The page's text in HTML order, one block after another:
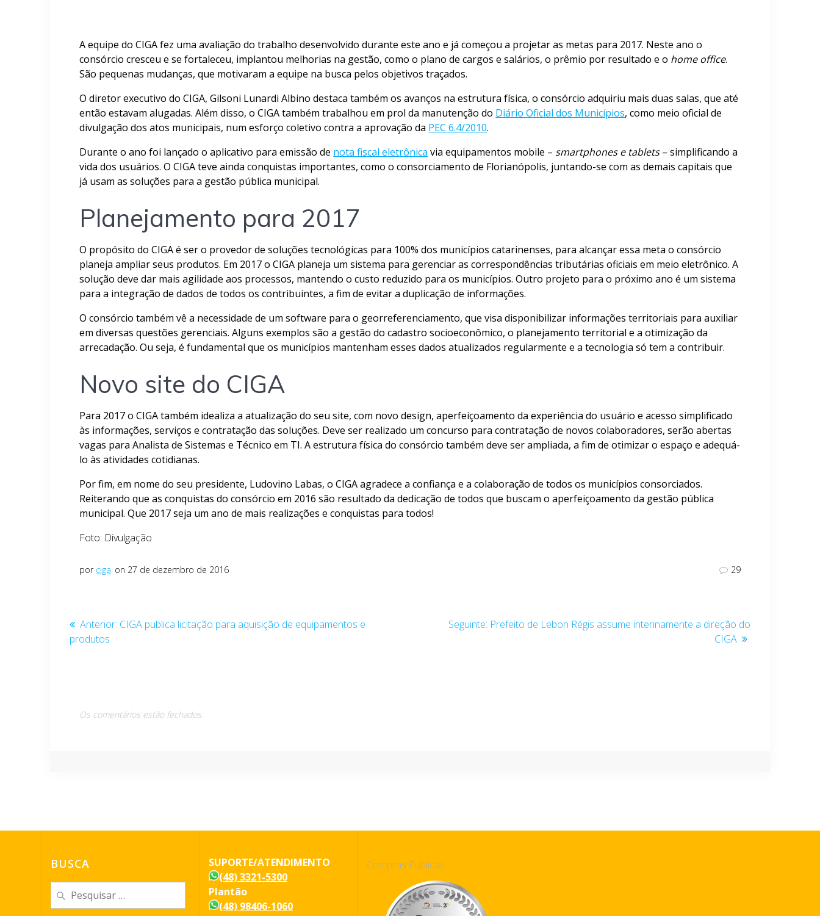
A equipe do CIGA fez uma avaliação do trabalho desenvolvido durante este ano e já começou a projetar as metas para 2017. Neste ano o
consórcio cresceu e se fortaleceu, implantou melhorias na gestão, como o plano de cargos e salários, o prêmio por resultado e o home office.
São pequenas mudanças, que motivaram a equipe na busca pelos objetivos traçados.
O diretor executivo do CIGA, Gilsoni Lunardi Albino destaca também os avanços na estrutura física, o consórcio adquiriu mais duas salas, que até
então estavam alugadas. Além disso, o CIGA também trabalhou em prol da manutenção do Diário Oficial dos Municípios, como meio oficial de
divulgação dos atos municipais, num esforço coletivo contra a aprovação da PEC 6.4/2010.
Durante o ano foi lançado o aplicativo para emissão de nota fiscal eletrônica via equipamentos mobile – smartphones e tablets– simplificando a
vida dos usuários. O CIGA teve ainda conquistas importantes, como o consorciamento de Florianópolis, juntando-se com as demais capitais que
já usam as soluções para a gestão pública municipal.
Planejamento para 2017
O propósito do CIGA é ser o provedor de soluções tecnológicas para 100% dos municípios catarinenses, para alcançar essa meta o consórcio
planeja ampliar seus produtos. Em 2017 o CIGA planeja um sistema para gerenciar as correspondências tributárias oficiais em meio eletrônico. A
solução deve dar mais agilidade aos processos, mantendo o custo reduzido para os municípios. Outro projeto para o próximo ano é um sistema
para a integração de dados de todos os contribuintes, a fim de evitar a duplicação de informações.
O consórcio também vê a necessidade de um software para o georreferenciamento, que visa disponibilizar informações territoriais para auxiliar
em diversas questões gerenciais. Alguns exemplos são a gestão do cadastro socioeconômico, o planejamento territorial e a otimização da
arrecadação. Ou seja, é fundamental que os municípios mantenham esses dados atualizados regularmente e a tecnologia só tem a contribuir.
Novo site do CIGA
Para 2017 o CIGA também idealiza a atualização do seu site, com novo design, aperfeiçoamento da experiência do usuário e acesso simplificado
às informações, serviços e contratação das soluções. Deve ser realizado um concurso para contratação de novos colaboradores, serão abertas
vagas para Analista de Sistemas e Técnico em TI. A estrutura física do consórcio também deve ser ampliada, a fim de otimizar o espaço e adequá-
lo às atividades cotidianas.
Por fim, em nome do seu presidente, Ludovino Labas, o CIGA agradece a confiança e a colaboração de todos os municípios consorciados.
Reiterando que as conquistas do consórcio em 2016 são resultado da dedicação de todos que buscam o aperfeiçoamento da gestão pública
municipal. Que 2017 seja um ano de mais realizações e conquistas para todos!
Foto: Divulgação
por ciga on 27 de dezembro de 2016 29
Navegação
de
Anterior: Post
CIGA publica licitação para aquisição de equipamentos e
produtos
Seguinte: Post
Prefeito de Lebon Régis assume interinamente a direção do
CIGA
Os comentários estão fechados.
BUSCA
Pesquisar
por:
SUPORTE/ATENDIMENTO
(48) 3321-5300
Plantão
(48) 98406-1060
Compras Públicas